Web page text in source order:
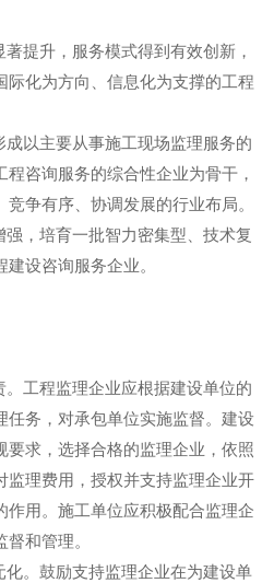
提升，服务模式得到有效创新，
际化为方向、信息化为支撑的工程
以主要从事施工现场监理服务的
咨询服务的综合性企业为骨干，
争有序、协调发展的行业布局。
，培育一批智力密集型、技术复
设咨询服务企业。
工程监理企业应根据建设单位的
任务，对承包单位实施监督。建设
要求，选择合格的监理企业，依照
监理费用，授权并支持监理企业开
作用。施工单位应积极配合监理企
和管理。
。鼓励支持监理企业在为建设单